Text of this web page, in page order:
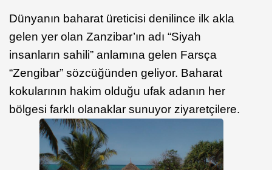
Dünyanın baharat üreticisi denilince ilk akla
gelen yer olan Zanzibar’ın adı “Siyah
insanların sahili” anlamına gelen Farsça
“Zengibar” sözcüğünden geliyor. Baharat
kokularının hakim olduğu ufak adanın her
bölgesi farklı olanaklar sunuyor ziyaretçilere.